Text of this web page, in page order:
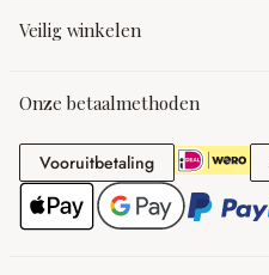
Veilig winkelen
Onze betaalmethoden
VooruitbetalingVooruitbetaling